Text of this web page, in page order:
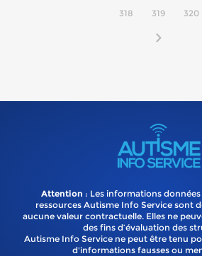
318 319 320
Attention : Les informations données
ressources Autisme Info Service sont
aucune valeur contractuelle. Elles ne
des fins d’évaluation des
Autisme Info Service ne peut être tenu
d'informations fausses ou